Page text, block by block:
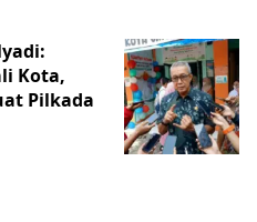
Kota,
Pilkada